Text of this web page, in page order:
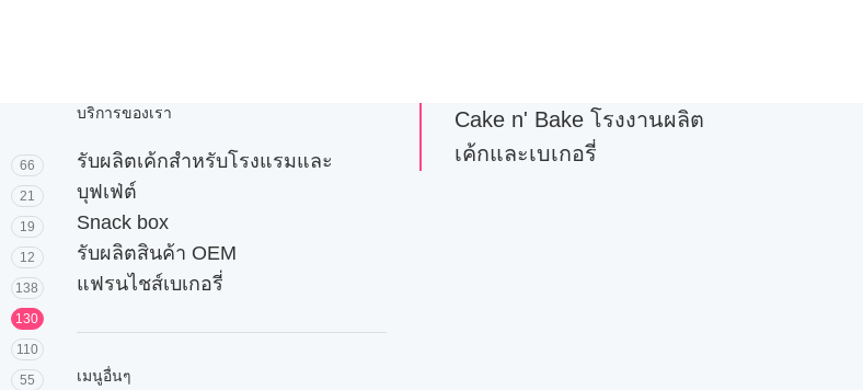
66
21
19
12
138
130
110
55
บริการของเรา
รับผลิตเค้กสำหรับโรงแรมและ
บุฟเฟ่ต์
Snack box
รับผลิตสินค้า OEM
แฟรนไชส์เบเกอรี่
เมนูอื่นๆ
Cake n' Bake โรงงานผลิต
เค้กและเบเกอรี่